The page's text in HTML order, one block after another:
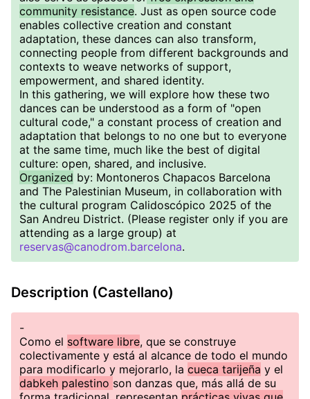
community resistance. Just as open source code
enables collective creation and constant
adaptation, these dances can also transform,
connecting people from different backgrounds and
contexts to weave networks of support,
empowerment, and shared identity.
In this gathering, we will explore how these two
dances can be understood as a form of "open
cultural code," a constant process of creation and
adaptation that belongs to no one but to everyone
at the same time, much like the best of digital
culture: open, shared, and inclusive.
Organized by: Montoneros Chapacos Barcelona
and The Palestinian Museum, in collaboration with
the cultural program Calidoscópico 2025 of the
San Andreu District. (Please register only if you are
attending as a large group) at
reservas@canodrom.barcelona.
Description (Castellano)
-
Como el software libre, que se construye
colectivamente y está al alcance de todo el mundo
para modificarlo y mejorarlo, la cueca tarijeña y el
dabkeh palestino son danzas que, más allá de su